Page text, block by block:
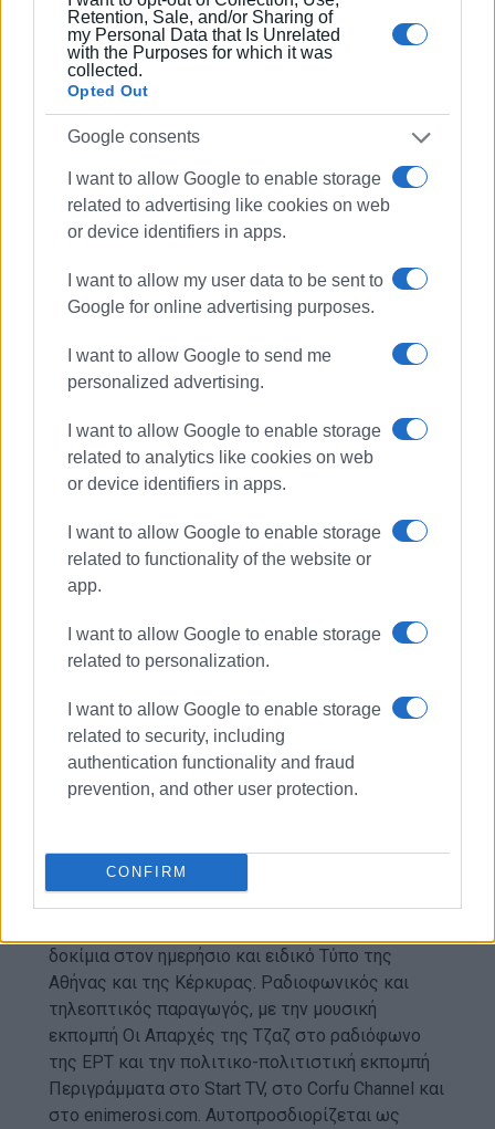
Retention, Sale, and/or Sharing of
my Personal Data that Is Unrelated
with the Purposes for which it was
collected.
Opted Out
Google consents
I want to allow Google to enable storage
related to advertising like cookies on web
or device identifiers in apps.
I want to allow my user data to be sent to
Google for online advertising purposes.
I want to allow Google to send me
personalized advertising.
I want to allow Google to enable storage
related to analytics like cookies on web
or device identifiers in apps.
I want to allow Google to enable storage
related to functionality of the website or
app.
I want to allow Google to enable storage
related to personalization.
I want to allow Google to enable storage
related to security, including
authentication functionality and fraud
prevention, and other user protection.
CONFIRM
Αν και το φαινόμενο του δωσιλογισμού δεν έχει
απασχολήσει συστηματικά την ελληνική ιστοριογραφία,
ιστορικοί, πέραν του Μενέλαου Χαραλαμπίδη, όπως οι
Δημήτρης Κουσουρής και Στράτος Δαρδανάς, έχουν
συμβάλει τα τελευταία χρόνια στην ανάδειξη αυτού του
σκοτεινού φαινομένου. Πρόκειται για συμβολή στην
κατανόηση του χθες μας και του σήμερα.
Η εκδήλωση οργανώθηκε από το Εναλλακτικό
Πολιτιστικό Εργαστήρι Κέρκυρας και τον Σύλλογο
Εκπαιδευτικών Πρωτοβάθμιας Εκπαίδευσης Κέρκυρας.
Εμφανίσεις: 132
ΚΩΣΤΑΣ ΒΕΡΓΟΣ
τεχνική εκπαίδευση επί 30 χρόνια και υπηρέτησε
ως διευθυντής επαγγελματικού λυκείου επί 13
χρόνια. Είναι συγγραφέας, μεταξύ άλλων, των
βιβλίων Γεωπολιτική των Εθνών, που εκδόθηκε
Εθνικό Κίνημα των Ιονίων Νήσων στο Πλαίσιο
των Ευρωπαϊκών Εθνικών Κινημάτων, που
δοκίμια στον ημερήσιο και ειδικό Τύπο της
Αθήνας και της Κέρκυρας. Ραδιοφωνικός και
τηλεοπτικός παραγωγός, με την μουσική
εκπομπή Οι Απαρχές της Τζαζ στο ραδιόφωνο
της ΕΡΤ και την πολιτικο-πολιτιστική εκπομπή
Περιγράμματα στο Start TV, στο Corfu Channel και
στο enimerosi.com. Αυτοπροσδιορίζεται ως